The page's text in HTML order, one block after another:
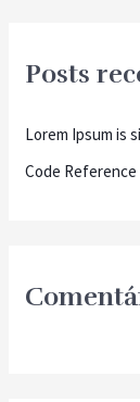
Posts
Lorem Ipsum is
Code Reference